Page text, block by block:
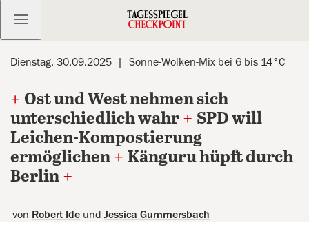
Kostenlos anmelden
Dienstag, 30.09.2025 Sonne-Wolken-Mix bei 6 bis 14°C
+ Ost und West nehmen sich
unterschiedlich wahr + SPD will
Leichen-Kompostierung
ermöglichen + Känguru hüpft durch
Berlin +
von Robert Ide und Jessica Gummersbach